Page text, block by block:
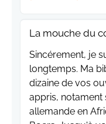
La mouche du
Sincérement, je
longtemps. Ma
dizaine de vos
appris, notament
allemande en